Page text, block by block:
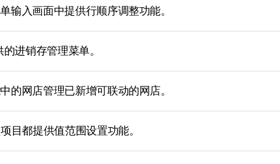
输入画面中提供行顺序调整功能。
进销存管理菜单。
的网店管理已新增可联动的网店。
目都提供值范围设置功能。